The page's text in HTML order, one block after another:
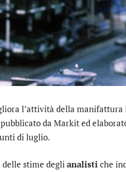
l’attività della manifattura
da Markit ed
di luglio.
stime deglianalistiche